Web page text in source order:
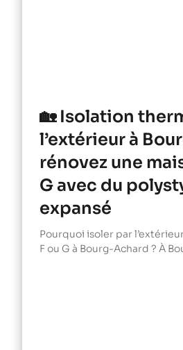
🏡 Isolation
l’extérieur à
rénovez une
G avec du
expansé
Pourquoi isoler par
F ou G à Bourg-Achard ? À